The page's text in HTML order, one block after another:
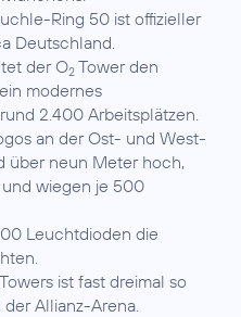
Ring 50 ist offizieller
Deutschland.
der O2 Tower den
modernes
2.400 Arbeitsplätzen.
an der Ost- und West-
über neun Meter hoch,
wiegen je 500
Leuchtdioden die
Towers ist fast dreimal so
Allianz-Arena.